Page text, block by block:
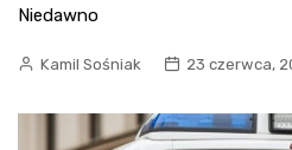
Niedawno
Kamil Sośniak 23 czerwca,